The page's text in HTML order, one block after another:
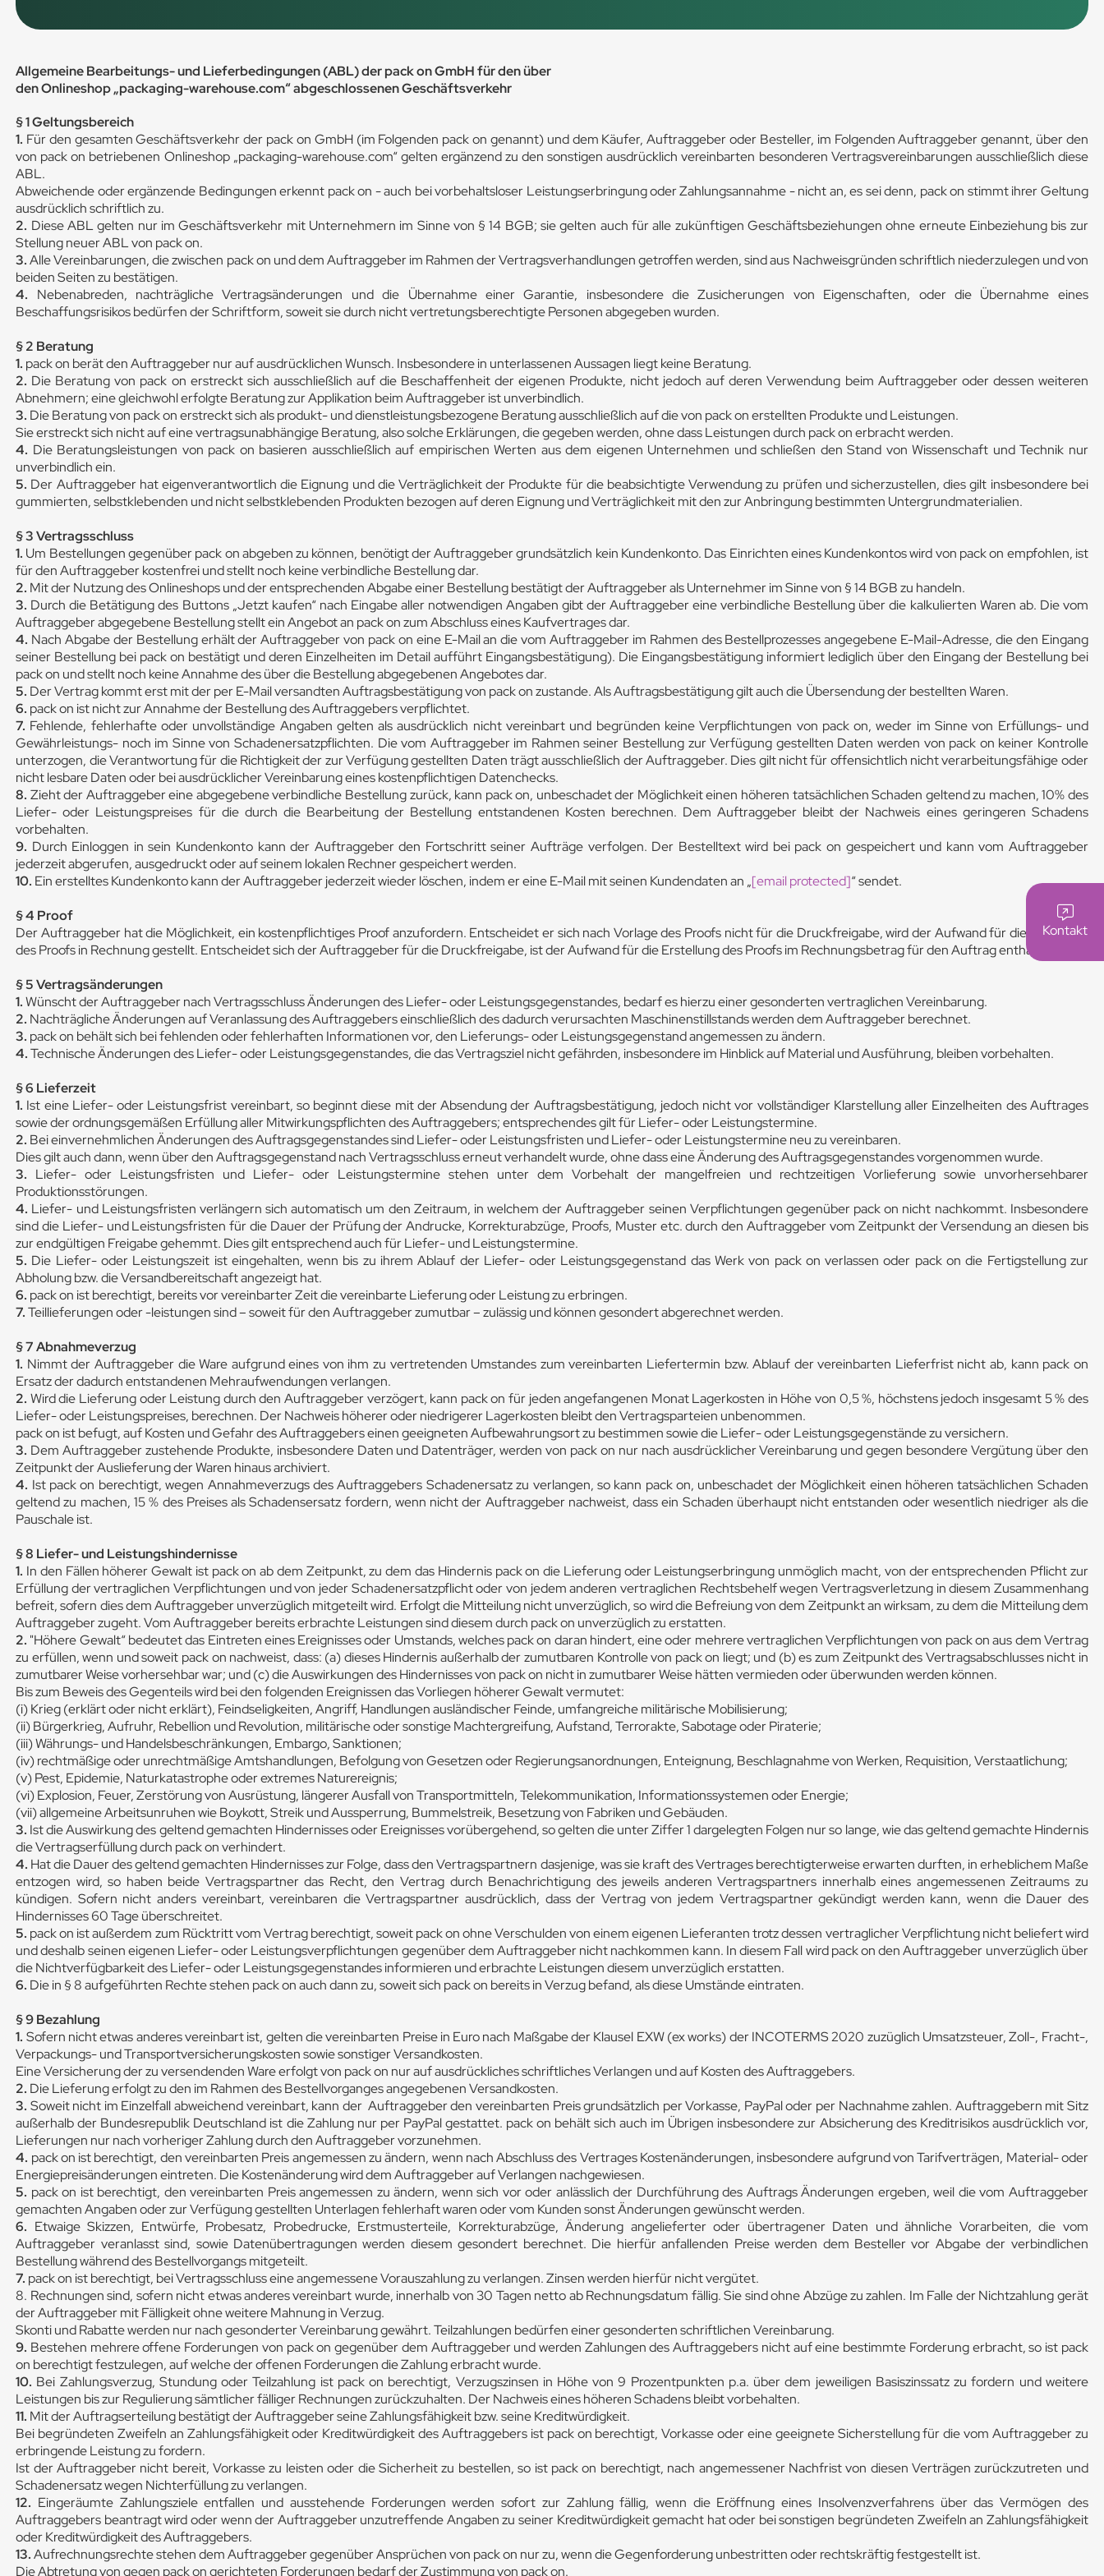
Kontakt
Allgemeine Bearbeitungs- und Lieferbedingungen (ABL) der pack on GmbH für den über
den Onlineshop „packaging-warehouse.com“ abgeschlossenen Geschäftsverkehr
§ 1 Geltungsbereich
1. Für den gesamten Geschäftsverkehr der pack on GmbH (im Folgenden pack on genannt) und dem Käufer, Auftraggeber oder Besteller, im Folgenden Auftraggeber genannt, über den
von pack on betriebenen Onlineshop „packaging-warehouse.com“ gelten ergänzend zu den sonstigen ausdrücklich vereinbarten besonderen Vertragsvereinbarungen ausschließlich diese
ABL.
Abweichende oder ergänzende Bedingungen erkennt pack on - auch bei vorbehaltsloser Leistungserbringung oder Zahlungsannahme - nicht an, es sei denn, pack on stimmt ihrer Geltung
ausdrücklich schriftlich zu.
2. Diese ABL gelten nur im Geschäftsverkehr mit Unternehmern im Sinne von § 14 BGB; sie gelten auch für alle zukünftigen Geschäftsbeziehungen ohne erneute Einbeziehung bis zur
Stellung neuer ABL von pack on.
3.Alle Vereinbarungen, die zwischen pack on und dem Auftraggeber im Rahmen der Vertragsverhandlungen getroffen werden, sind aus Nachweisgründen schriftlich niederzulegen und von
beiden Seiten zu bestätigen.
4. Nebenabreden, nachträgliche Vertragsänderungen und die Übernahme einer Garantie, insbesondere die Zusicherungen von Eigenschaften, oder die Übernahme eines
Beschaffungsrisikos bedürfen der Schriftform, soweit sie durch nicht vertretungsberechtigte Personen abgegeben wurden.
§ 2 Beratung
1. pack on berät den Auftraggeber nur auf ausdrücklichen Wunsch. Insbesondere in unterlassenen Aussagen liegt keine Beratung.
2. Die Beratung von pack on erstreckt sich ausschließlich auf die Beschaffenheit der eigenen Produkte, nicht jedoch auf deren Verwendung beim Auftraggeber oder dessen weiteren
Abnehmern; eine gleichwohl erfolgte Beratung zur Applikation beim Auftraggeber ist unverbindlich.
3. Die Beratung von pack on erstreckt sich als produkt- und dienstleistungsbezogene Beratung ausschließlich auf die von pack on erstellten Produkte und Leistungen.
Sie erstreckt sich nicht auf eine vertragsunabhängige Beratung, also solche Erklärungen, die gegeben werden, ohne dass Leistungen durch pack on erbracht werden.
4. Die Beratungsleistungen von pack on basieren ausschließlich auf empirischen Werten aus dem eigenen Unternehmen und schließen den Stand von Wissenschaft und Technik nur
unverbindlich ein.
5. Der Auftraggeber hat eigenverantwortlich die Eignung und die Verträglichkeit der Produkte für die beabsichtigte Verwendung zu prüfen und sicherzustellen, dies gilt insbesondere bei
gummierten, selbstklebenden und nicht selbstklebenden Produkten bezogen auf deren Eignung und Verträglichkeit mit den zur Anbringung bestimmten Untergrundmaterialien.
§ 3 Vertragsschluss
1. Um Bestellungen gegenüber pack on abgeben zu können, benötigt der Auftraggeber grundsätzlich kein Kundenkonto. Das Einrichten eines Kundenkontos wird von pack on empfohlen, ist
für den Auftraggeber kostenfrei und stellt noch keine verbindliche Bestellung dar.
2. Mit der Nutzung des Onlineshops und der entsprechenden Abgabe einer Bestellung bestätigt der Auftraggeber als Unternehmer im Sinne von § 14 BGB zu handeln.
3. Durch die Betätigung des Buttons „Jetzt kaufen“ nach Eingabe aller notwendigen Angaben gibt der Auftraggeber eine verbindliche Bestellung über die kalkulierten Waren ab. Die vom
Auftraggeber abgegebene Bestellung stellt ein Angebot an pack on zum Abschluss eines Kaufvertrages dar.
4. Nach Abgabe der Bestellung erhält der Auftraggeber von pack on eine E-Mail an die vom Auftraggeber im Rahmen des Bestellprozesses angegebene E-Mail-Adresse, die den Eingang
seiner Bestellung bei pack on bestätigt und deren Einzelheiten im Detail aufführt Eingangsbestätigung). Die Eingangsbestätigung informiert lediglich über den Eingang der Bestellung bei
pack on und stellt noch keine Annahme des über die Bestellung abgegebenen Angebotes dar.
5. Der Vertrag kommt erst mit der per E-Mail versandten Auftragsbestätigung von pack on zustande. Als Auftragsbestätigung gilt auch die Übersendung der bestellten Waren.
6. pack on ist nicht zur Annahme der Bestellung des Auftraggebers verpflichtet.
7. Fehlende, fehlerhafte oder unvollständige Angaben gelten als ausdrücklich nicht vereinbart und begründen keine Verpflichtungen von pack on, weder im Sinne von Erfüllungs- und
Gewährleistungs- noch im Sinne von Schadenersatzpflichten. Die vom Auftraggeber im Rahmen seiner Bestellung zur Verfügung gestellten Daten werden von pack on keiner Kontrolle
unterzogen, die Verantwortung für die Richtigkeit der zur Verfügung gestellten Daten trägt ausschließlich der Auftraggeber. Dies gilt nicht für offensichtlich nicht verarbeitungsfähige oder
nicht lesbare Daten oder bei ausdrücklicher Vereinbarung eines kostenpflichtigen Datenchecks.
8. Zieht der Auftraggeber eine abgegebene verbindliche Bestellung zurück, kann pack on, unbeschadet der Möglichkeit einen höheren tatsächlichen Schaden geltend zu machen, 10% des
Liefer- oder Leistungspreises für die durch die Bearbeitung der Bestellung entstandenen Kosten berechnen. Dem Auftraggeber bleibt der Nachweis eines geringeren Schadens
vorbehalten.
9. Durch Einloggen in sein Kundenkonto kann der Auftraggeber den Fortschritt seiner Aufträge verfolgen. Der Bestelltext wird bei pack on gespeichert und kann vom Auftraggeber
jederzeit abgerufen, ausgedruckt oder auf seinem lokalen Rechner gespeichert werden.
10. Ein erstelltes Kundenkonto kann der Auftraggeber jederzeit wieder löschen, indem er eine E-Mail mit seinen Kundendaten an „[email protected]“ sendet.
§ 4 Proof
Der Auftraggeber hat die Möglichkeit, ein kostenpflichtiges Proof anzufordern. Entscheidet er sich nach Vorlage des Proofs nicht für die Druckfreigabe, wird der Aufwand für die Erstellung
des Proofs in Rechnung gestellt. Entscheidet sich der Auftraggeber für die Druckfreigabe, ist der Aufwand für die Erstellung des Proofs im Rechnungsbetrag für den Auftrag enthalten.
§ 5 Vertragsänderungen
1.Wünscht der Auftraggeber nach Vertragsschluss Änderungen des Liefer- oder Leistungsgegenstandes, bedarf es hierzu einer gesonderten vertraglichen Vereinbarung.
2. Nachträgliche Änderungen auf Veranlassung des Auftraggebers einschließlich des dadurch verursachten Maschinenstillstands werden dem Auftraggeber berechnet.
3. pack on behält sich bei fehlenden oder fehlerhaften Informationen vor, den Lieferungs- oder Leistungsgegenstand angemessen zu ändern.
4.Technische Änderungen des Liefer- oder Leistungsgegenstandes, die das Vertragsziel nicht gefährden, insbesondere im Hinblick auf Material und Ausführung, bleiben vorbehalten.
§ 6 Lieferzeit
1. Ist eine Liefer- oder Leistungsfrist vereinbart, so beginnt diese mit der Absendung der Auftragsbestätigung, jedoch nicht vor vollständiger Klarstellung aller Einzelheiten des Auftrages
sowie der ordnungsgemäßen Erfüllung aller Mitwirkungspflichten des Auftraggebers; entsprechendes gilt für Liefer- oder Leistungstermine.
2. Bei einvernehmlichen Änderungen des Auftragsgegenstandes sind Liefer- oder Leistungsfristen und Liefer- oder Leistungstermine neu zu vereinbaren.
Dies gilt auch dann, wenn über den Auftragsgegenstand nach Vertragsschluss erneut verhandelt wurde, ohne dass eine Änderung des Auftragsgegenstandes vorgenommen wurde.
3. Liefer- oder Leistungsfristen und Liefer- oder Leistungstermine stehen unter dem Vorbehalt der mangelfreien und rechtzeitigen Vorlieferung sowie unvorhersehbarer
Produktionsstörungen.
4. Liefer- und Leistungsfristen verlängern sich automatisch um den Zeitraum, in welchem der Auftraggeber seinen Verpflichtungen gegenüber pack on nicht nachkommt. Insbesondere
sind die Liefer- und Leistungsfristen für die Dauer der Prüfung der Andrucke, Korrekturabzüge, Proofs, Muster etc. durch den Auftraggeber vom Zeitpunkt der Versendung an diesen bis
zur endgültigen Freigabe gehemmt. Dies gilt entsprechend auch für Liefer- und Leistungstermine.
5. Die Liefer- oder Leistungszeit ist eingehalten, wenn bis zu ihrem Ablauf der Liefer- oder Leistungsgegenstand das Werk von pack on verlassen oder pack on die Fertigstellung zur
Abholung bzw. die Versandbereitschaft angezeigt hat.
6. pack on ist berechtigt, bereits vor vereinbarter Zeit die vereinbarte Lieferung oder Leistung zu erbringen.
7.Teillieferungen oder -leistungen sind – soweit für den Auftraggeber zumutbar – zulässig und können gesondert abgerechnet werden.
§ 7 Abnahmeverzug
1. Nimmt der Auftraggeber die Ware aufgrund eines von ihm zu vertretenden Umstandes zum vereinbarten Liefertermin bzw. Ablauf der vereinbarten Lieferfrist nicht ab, kann pack on
Ersatz der dadurch entstandenen Mehraufwendungen verlangen.
2. Wird die Lieferung oder Leistung durch den Auftraggeber verzögert, kann pack on für jeden angefangenen Monat Lagerkosten in Höhe von 0,5 %, höchstens jedoch insgesamt 5 % des
Liefer- oder Leistungspreises, berechnen. Der Nachweis höherer oder niedrigerer Lagerkosten bleibt den Vertragsparteien unbenommen.
pack on ist befugt, auf Kosten und Gefahr des Auftraggebers einen geeigneten Aufbewahrungsort zu bestimmen sowie die Liefer- oder Leistungsgegenstände zu versichern.
3. Dem Auftraggeber zustehende Produkte, insbesondere Daten und Datenträger, werden von pack on nur nach ausdrücklicher Vereinbarung und gegen besondere Vergütung über den
Zeitpunkt der Auslieferung der Waren hinaus archiviert.
4. Ist pack on berechtigt, wegen Annahmeverzugs des Auftraggebers Schadenersatz zu verlangen, so kann pack on, unbeschadet der Möglichkeit einen höheren tatsächlichen Schaden
geltend zu machen, 15 % des Preises als Schadensersatz fordern, wenn nicht der Auftraggeber nachweist, dass ein Schaden überhaupt nicht entstanden oder wesentlich niedriger als die
Pauschale ist.
§ 8 Liefer- und Leistungshindernisse
1. In den Fällen höherer Gewalt ist pack on ab dem Zeitpunkt, zu dem das Hindernis pack on die Lieferung oder Leistungserbringung unmöglich macht, von der entsprechenden Pflicht zur
Erfüllung der vertraglichen Verpflichtungen und von jeder Schadenersatzpflicht oder von jedem anderen vertraglichen Rechtsbehelf wegen Vertragsverletzung in diesem Zusammenhang
befreit, sofern dies dem Auftraggeber unverzüglich mitgeteilt wird. Erfolgt die Mitteilung nicht unverzüglich, so wird die Befreiung von dem Zeitpunkt an wirksam, zu dem die Mitteilung dem
Auftraggeber zugeht. Vom Auftraggeber bereits erbrachte Leistungen sind diesem durch pack on unverzüglich zu erstatten.
2. "Höhere Gewalt“ bedeutet das Eintreten eines Ereignisses oder Umstands, welches pack on daran hindert, eine oder mehrere vertraglichen Verpflichtungen von pack on aus dem Vertrag
zu erfüllen, wenn und soweit pack on nachweist, dass: (a) dieses Hindernis außerhalb der zumutbaren Kontrolle von pack on liegt; und (b) es zum Zeitpunkt des Vertragsabschlusses nicht in
zumutbarer Weise vorhersehbar war; und (c) die Auswirkungen des Hindernisses von pack on nicht in zumutbarer Weise hätten vermieden oder überwunden werden können.
Bis zum Beweis des Gegenteils wird bei den folgenden Ereignissen das Vorliegen höherer Gewalt vermutet:
(i) Krieg (erklärt oder nicht erklärt), Feindseligkeiten, Angriff, Handlungen ausländischer Feinde, umfangreiche militärische Mobilisierung;
(ii) Bürgerkrieg, Aufruhr, Rebellion und Revolution, militärische oder sonstige Machtergreifung, Aufstand, Terrorakte, Sabotage oder Piraterie;
(iii) Währungs- und Handelsbeschränkungen, Embargo, Sanktionen;
(iv) rechtmäßige oder unrechtmäßige Amtshandlungen, Befolgung von Gesetzen oder Regierungsanordnungen, Enteignung, Beschlagnahme von Werken, Requisition, Verstaatlichung;
(v) Pest, Epidemie, Naturkatastrophe oder extremes Naturereignis;
(vi) Explosion, Feuer, Zerstörung von Ausrüstung, längerer Ausfall von Transportmitteln, Telekommunikation, Informationssystemen oder Energie;
(vii) allgemeine Arbeitsunruhen wie Boykott, Streik und Aussperrung, Bummelstreik, Besetzung von Fabriken und Gebäuden.
3. Ist die Auswirkung des geltend gemachten Hindernisses oder Ereignisses vorübergehend, so gelten die unter Ziffer 1 dargelegten Folgen nur so lange, wie das geltend gemachte Hindernis
die Vertragserfüllung durch pack on verhindert.
4. Hat die Dauer des geltend gemachten Hindernisses zur Folge, dass den Vertragspartnern dasjenige, was sie kraft des Vertrages berechtigterweise erwarten durften, in erheblichem Maße
entzogen wird, so haben beide Vertragspartner das Recht, den Vertrag durch Benachrichtigung des jeweils anderen Vertragspartners innerhalb eines angemessenen Zeitraums zu
kündigen. Sofern nicht anders vereinbart, vereinbaren die Vertragspartner ausdrücklich, dass der Vertrag von jedem Vertragspartner gekündigt werden kann, wenn die Dauer des
Hindernisses 60 Tage überschreitet.
5. pack on ist außerdem zum Rücktritt vom Vertrag berechtigt, soweit pack on ohne Verschulden von einem eigenen Lieferanten trotz dessen vertraglicher Verpflichtung nicht beliefert wird
und deshalb seinen eigenen Liefer- oder Leistungsverpflichtungen gegenüber dem Auftraggeber nicht nachkommen kann. In diesem Fall wird pack on den Auftraggeber unverzüglich über
die Nichtverfügbarkeit des Liefer- oder Leistungsgegenstandes informieren und erbrachte Leistungen diesem unverzüglich erstatten.
6. Die in § 8 aufgeführten Rechte stehen pack on auch dann zu, soweit sich pack on bereits in Verzug befand, als diese Umstände eintraten.
§ 9 Bezahlung
1. Sofern nicht etwas anderes vereinbart ist, gelten die vereinbarten Preise in Euro nach Maßgabe der Klausel EXW (ex works) der INCOTERMS 2020 zuzüglich Umsatzsteuer, Zoll-, Fracht-,
Verpackungs- und Transportversicherungskosten sowie sonstiger Versandkosten.
Eine Versicherung der zu versendenden Ware erfolgt von pack on nur auf ausdrückliches schriftliches Verlangen und auf Kosten des Auftraggebers.
2. Die Lieferung erfolgt zu den im Rahmen des Bestellvorganges angegebenen Versandkosten.
3. Soweit nicht im Einzelfall abweichend vereinbart, kann der Auftraggeber den vereinbarten Preis grundsätzlich per Vorkasse, PayPal oder per Nachnahme zahlen. Auftraggebern mit Sitz
außerhalb der Bundesrepublik Deutschland ist die Zahlung nur per PayPal gestattet. pack on behält sich auch im Übrigen insbesondere zur Absicherung des Kreditrisikos ausdrücklich vor,
Lieferungen nur nach vorheriger Zahlung durch den Auftraggeber vorzunehmen.
4. pack on ist berechtigt, den vereinbarten Preis angemessen zu ändern, wenn nach Abschluss des Vertrages Kostenänderungen, insbesondere aufgrund von Tarifverträgen, Material- oder
Energiepreisänderungen eintreten. Die Kostenänderung wird dem Auftraggeber auf Verlangen nachgewiesen.
5. pack on ist berechtigt, den vereinbarten Preis angemessen zu ändern, wenn sich vor oder anlässlich der Durchführung des Auftrags Änderungen ergeben, weil die vom Auftraggeber
gemachten Angaben oder zur Verfügung gestellten Unterlagen fehlerhaft waren oder vom Kunden sonst Änderungen gewünscht werden.
6. Etwaige Skizzen, Entwürfe, Probesatz, Probedrucke, Erstmusterteile, Korrekturabzüge, Änderung angelieferter oder übertragener Daten und ähnliche Vorarbeiten, die vom
Auftraggeber veranlasst sind, sowie Datenübertragungen werden diesem gesondert berechnet. Die hierfür anfallenden Preise werden dem Besteller vor Abgabe der verbindlichen
Bestellung während des Bestellvorgangs mitgeteilt.
7. pack on ist berechtigt, bei Vertragsschluss eine angemessene Vorauszahlung zu verlangen. Zinsen werden hierfür nicht vergütet.
8. Rechnungen sind, sofern nicht etwas anderes vereinbart wurde, innerhalb von 30 Tagen netto ab Rechnungsdatum fällig. Sie sind ohne Abzüge zu zahlen. Im Falle der Nichtzahlung gerät
der Auftraggeber mit Fälligkeit ohne weitere Mahnung in Verzug.
Skonti und Rabatte werden nur nach gesonderter Vereinbarung gewährt. Teilzahlungen bedürfen einer gesonderten schriftlichen Vereinbarung.
9. Bestehen mehrere offene Forderungen von pack on gegenüber dem Auftraggeber und werden Zahlungen des Auftraggebers nicht auf eine bestimmte Forderung erbracht, so ist pack
on berechtigt festzulegen, auf welche der offenen Forderungen die Zahlung erbracht wurde.
10. Bei Zahlungsverzug, Stundung oder Teilzahlung ist pack on berechtigt, Verzugszinsen in Höhe von 9 Prozentpunkten p.a. über dem jeweiligen Basiszinssatz zu fordern und weitere
Leistungen bis zur Regulierung sämtlicher fälliger Rechnungen zurückzuhalten. Der Nachweis eines höheren Schadens bleibt vorbehalten.
11. Mit der Auftragserteilung bestätigt der Auftraggeber seine Zahlungsfähigkeit bzw. seine Kreditwürdigkeit.
Bei begründeten Zweifeln an Zahlungsfähigkeit oder Kreditwürdigkeit des Auftraggebers ist pack on berechtigt, Vorkasse oder eine geeignete Sicherstellung für die vom Auftraggeber zu
erbringende Leistung zu fordern.
Ist der Auftraggeber nicht bereit, Vorkasse zu leisten oder die Sicherheit zu bestellen, so ist pack on berechtigt, nach angemessener Nachfrist von diesen Verträgen zurückzutreten und
Schadenersatz wegen Nichterfüllung zu verlangen.
12. Eingeräumte Zahlungsziele entfallen und ausstehende Forderungen werden sofort zur Zahlung fällig, wenn die Eröffnung eines Insolvenzverfahrens über das Vermögen des
Auftraggebers beantragt wird oder wenn der Auftraggeber unzutreffende Angaben zu seiner Kreditwürdigkeit gemacht hat oder bei sonstigen begründeten Zweifeln an Zahlungsfähigkeit
oder Kreditwürdigkeit des Auftraggebers.
13.Aufrechnungsrechte stehen dem Auftraggeber gegenüber Ansprüchen von pack on nur zu, wenn die Gegenforderung unbestritten oder rechtskräftig festgestellt ist.
Die Abtretung von gegen pack on gerichteten Forderungen bedarf der Zustimmung von pack on.